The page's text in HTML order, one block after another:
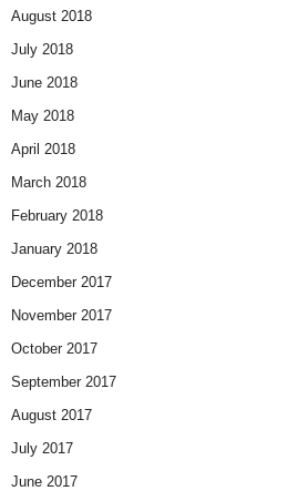
August 2018
July 2018
June 2018
May 2018
April 2018
March 2018
February 2018
January 2018
December 2017
November 2017
October 2017
September 2017
August 2017
July 2017
June 2017